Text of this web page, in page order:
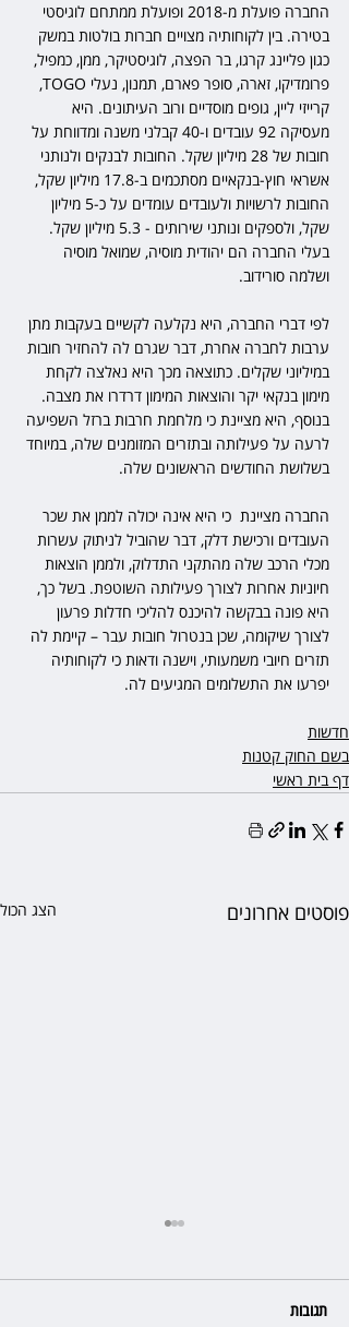
החברה פועלת מ-2018 ופועלת ממתחם לוגיסטי
בטירה. בין לקוחותיה מצויים חברות בולטות במשק
כגון פליינג קרגו, בר הפצה, לוגיסטיקר, ממן, כמפיל,
פרומדיקו, זארה, סופר פארם, תמנון, נעלי TOGO,
קרייזי ליין, גופים מוסדיים ורוב העיתונים. היא
מעסיקה 92 עובדים ו-40 קבלני משנה ומדווחת על
חובות של 28 מיליון שקל. החובות לבנקים ולנותני
אשראי חוץ-בנקאיים מסתכמים ב-17.8 מיליון שקל,
החובות לרשויות ולעובדים עומדים על כ-5 מיליון
שקל, ולספקים ונותני שירותים - 5.3 מיליון שקל.
בעלי החברה הם יהודית מוסיה, שמואל מוסיה
ושלמה סורידוב.
לפי דברי החברה, היא נקלעה לקשיים בעקבות מתן
ערבות לחברה אחרת, דבר שגרם לה להחזיר חובות
במיליוני שקלים. כתוצאה מכך היא נאלצה לקחת
מימון בנקאי יקר והוצאות המימון דרדרו את מצבה.
בנוסף, היא מציינת כי מלחמת חרבות ברזל השפיעה
לרעה על פעילותה ובתזרים המזומנים שלה, במיוחד
בשלושת החודשים הראשונים שלה.
החברה מציינת  כי היא אינה יכולה לממן את שכר
העובדים ורכישת דלק, דבר שהוביל לניתוק עשרות
מכלי הרכב שלה מהתקני התדלוק, ולממן הוצאות
חיוניות אחרות לצורך פעילותה השוטפת. בשל כך,
היא פונה בבקשה להיכנס להליכי חדלות פרעון
לצורך שיקומה, שכן בנטרול חובות עבר – קיימת לה
תזרים חיובי משמעותי, וישנה ודאות כי לקוחותיה
יפרעו את התשלומים המגיעים לה.
חדשות
בשם החוק קטנות
דף בית ראשי
פוסטים אחרונים הצג הכול
תגובות